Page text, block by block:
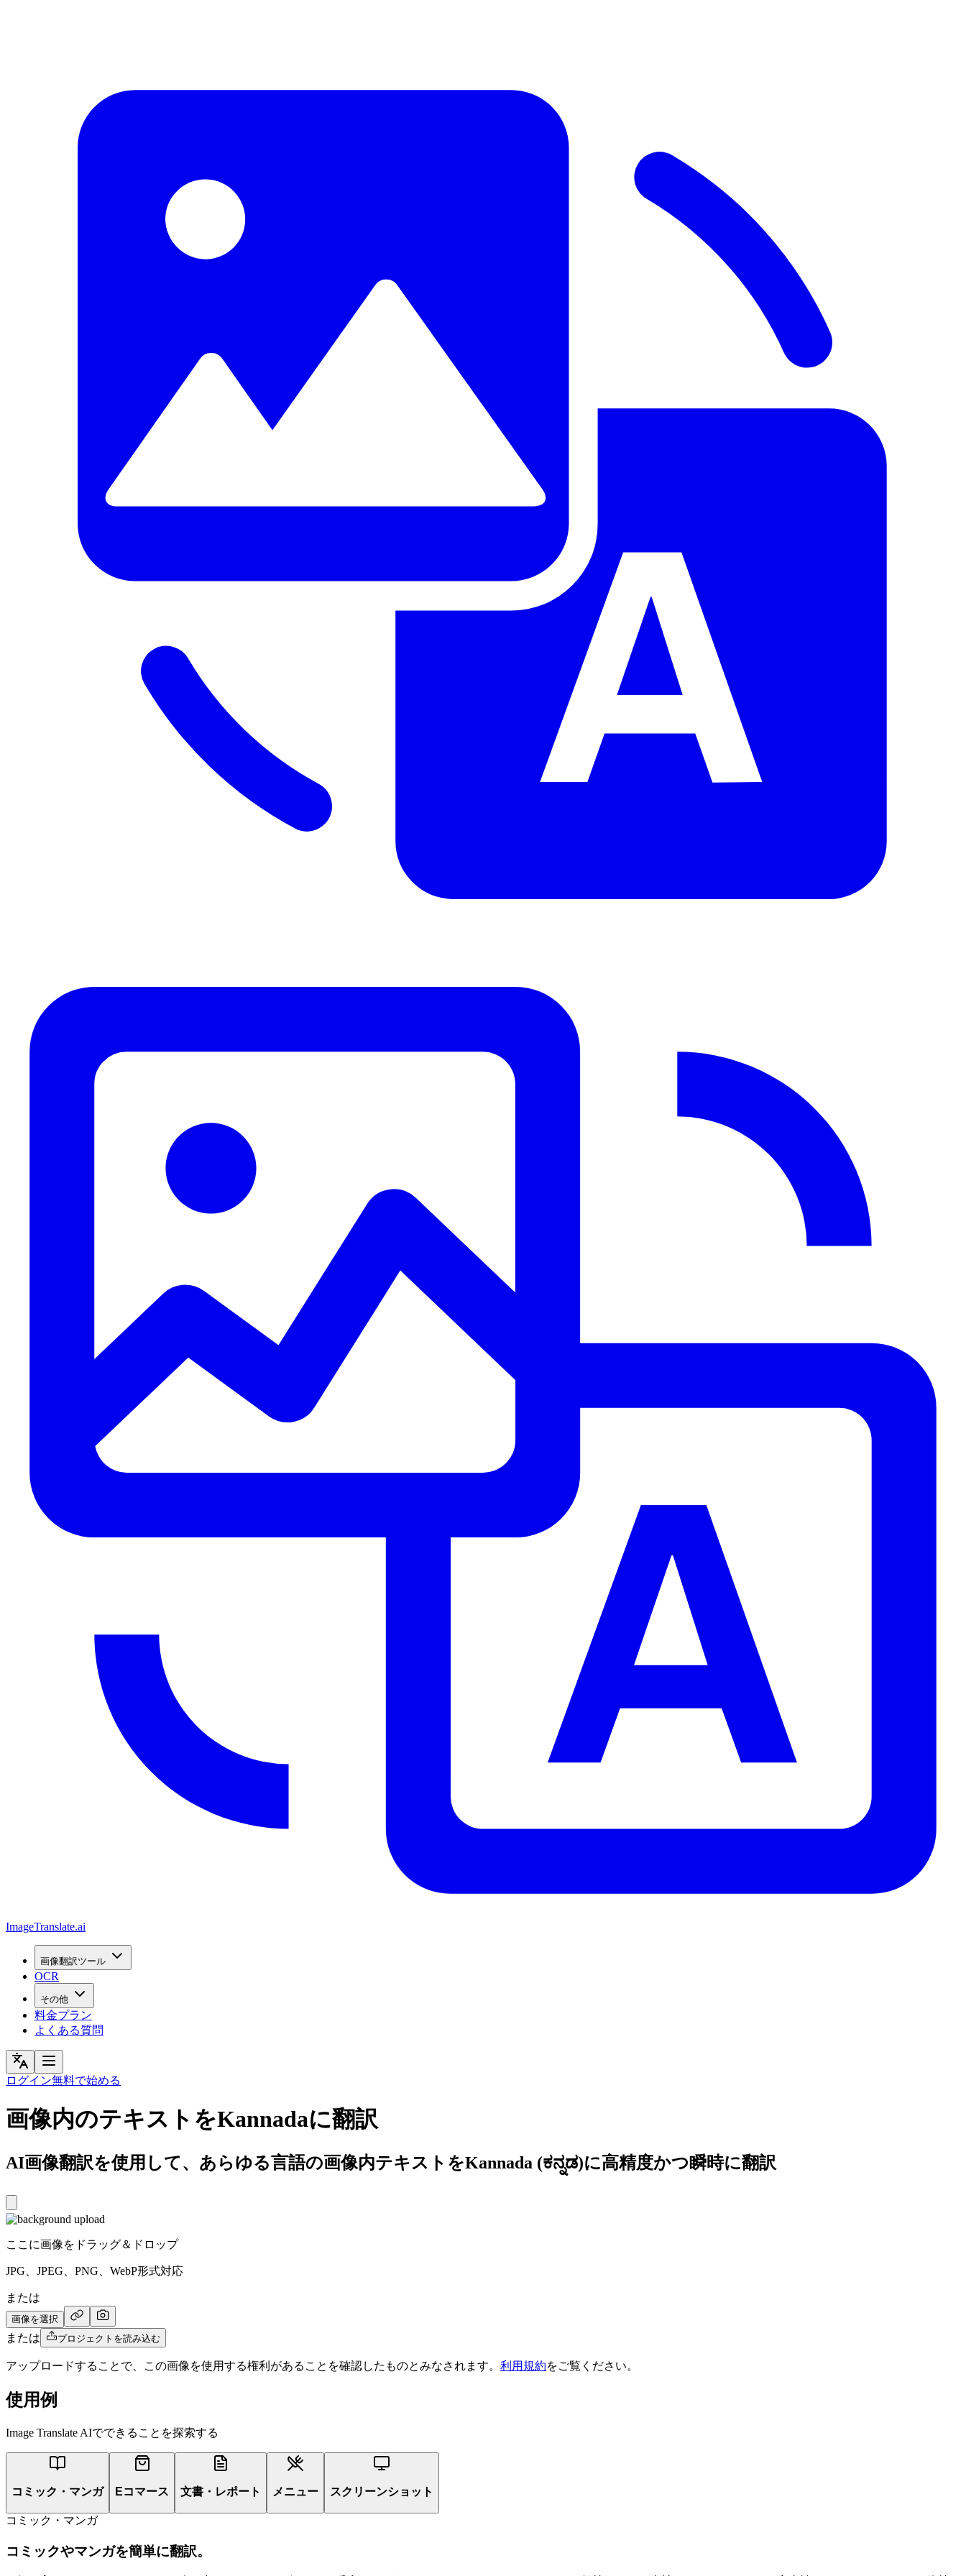
ImageTranslate.ai
画像翻訳ツール
OCR
その他
料金プラン
よくある質問
ログイン無料で始める
画像内のテキストをKannadaに翻訳
AI画像翻訳を使用して、あらゆる言語の画像内テキストをKannada (ಕನ್ನಡ)に高精度かつ瞬時に翻訳
ここに画像をドラッグ＆ドロップ
JPG、JPEG、PNG、WebP形式対応
または
画像を選択
または プロジェクトを読み込む
アップロードすることで、この画像を使用する権利があることを確認したものとみなされます。 利用規約をご覧ください。
使用例
Image Translate AIでできることを探索する
コミック・マンガ Eコマース 文書・レポート メニュー スクリーンショット
コミック・マンガ
コミックやマンガを簡単に翻訳。